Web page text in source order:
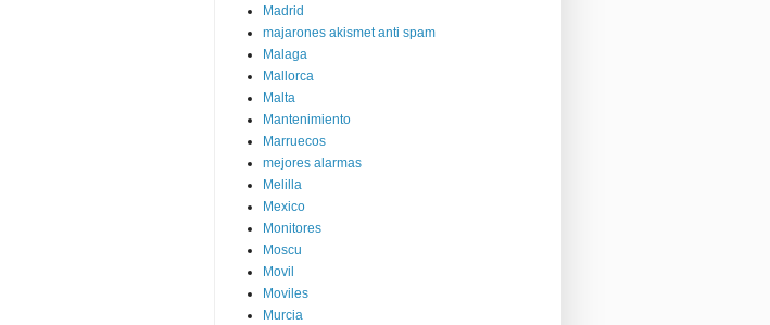
Madrid
majarones akismet anti spam
Malaga
Mallorca
Malta
Mantenimiento
Marruecos
mejores alarmas
Melilla
Mexico
Monitores
Moscu
Movil
Moviles
Murcia